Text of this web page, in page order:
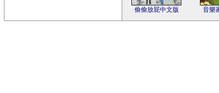
偷偷放屁中文版 音樂